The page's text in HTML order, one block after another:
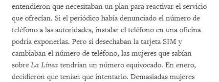
entendieron que necesitaban un plan para reactivar el servicio
que ofrecían. Si el periódico había denunciado el número de
teléfono a las autoridades, instalar el teléfono en una oficina
podría exponerlas. Pero si desechaban la tarjeta SIM y
cambiaban el número de teléfono, las mujeres que sabían
sobre La Línea tendrían un número equivocado. En enero,
decidieron que tenían que intentarlo. Demasiadas mujeres